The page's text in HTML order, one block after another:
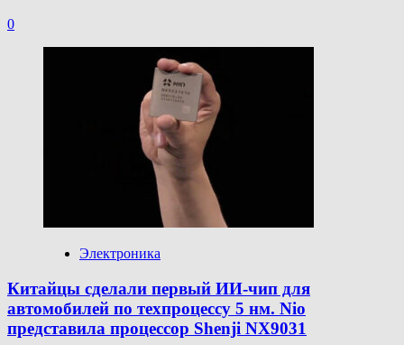
0
Электроника
Китайцы сделали первый ИИ-чип для
автомобилей по техпроцессу 5 нм. Nio
представила процессор Shenji NX9031